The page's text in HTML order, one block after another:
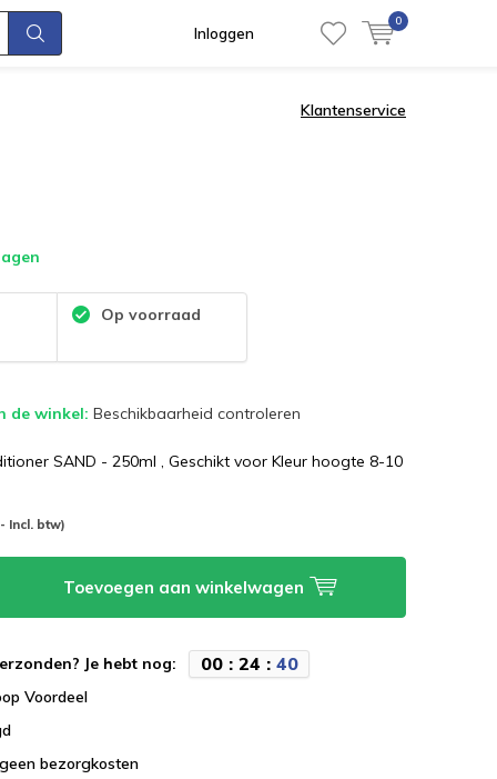
Inloggen
0
Klantenservice
Op voorraad
de winkel:Beschikbaarheid controleren
SAND - 250ml , Geschikt voor Kleur hoogte 8-10
Incl. btw)
Toevoegen aan winkelwagen
Je hebt nog: 00 :24 :39
Voordeel
bezorgkosten